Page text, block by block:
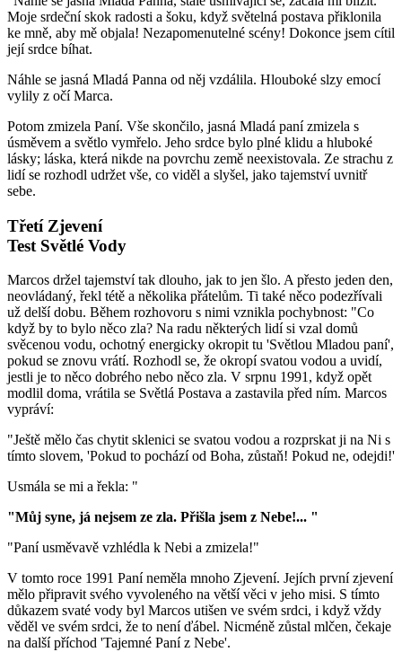
Moje srdeční skok radosti a šoku, když světelná postava přiklonila
ke mně, aby mě objala! Nezapomenutelné scény! Dokonce jsem cítil
její srdce bíhat.
Náhle se jasná Mladá Panna od něj vzdálila. Hlouboké slzy emocí
vylily z očí Marca.
Potom zmizela Paní. Vše skončilo, jasná Mladá paní zmizela s
úsměvem a světlo vymřelo. Jeho srdce bylo plné klidu a hluboké
lásky; láska, která nikde na povrchu země neexistovala. Ze strachu z
lidí se rozhodl udržet vše, co viděl a slyšel, jako tajemství uvnitř
sebe.
Třetí Zjevení
Test Světlé Vody
Marcos držel tajemství tak dlouho, jak to jen šlo. A přesto jeden den,
neovládaný, řekl tétě a několika přátelům. Ti také něco podezřívali
už delší dobu. Během rozhovoru s nimi vznikla pochybnost: "Co
když by to bylo něco zla? Na radu některých lidí si vzal domů
svěcenou vodu, ochotný energicky okropit tu 'Světlou Mladou paní',
pokud se znovu vrátí. Rozhodl se, že okropí svatou vodou a uvidí,
jestli je to něco dobrého nebo něco zla. V srpnu 1991, když opět
modlil doma, vrátila se Světlá Postava a zastavila před ním. Marcos
vypráví:
"Ještě mělo čas chytit sklenici se svatou vodou a rozprskat ji na Ni s
tímto slovem, 'Pokud to pochází od Boha, zůstaň! Pokud ne, odejdi!'
Usmála se mi a řekla: "
"Můj syne, já nejsem ze zla. Přišla jsem z Nebe!... "
"Paní usměvavě vzhlédla k Nebi a zmizela!"
V tomto roce 1991 Paní neměla mnoho Zjevení. Jejích první zjevení
mělo připravit svého vyvoleného na větší věci v jeho misi. S tímto
důkazem svaté vody byl Marcos utišen ve svém srdci, i když vždy
věděl ve svém srdci, že to není ďábel. Nicméně zůstal mlčen, čekaje
na další příchod 'Tajemné Paní z Nebe'.